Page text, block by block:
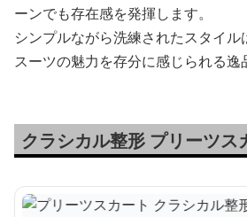
ーンでも存在感を発揮します。
シンプルながら洗練されたスタイル
スーツの魅力を存分に感じられる逸
クラシカル整形 プリーツス